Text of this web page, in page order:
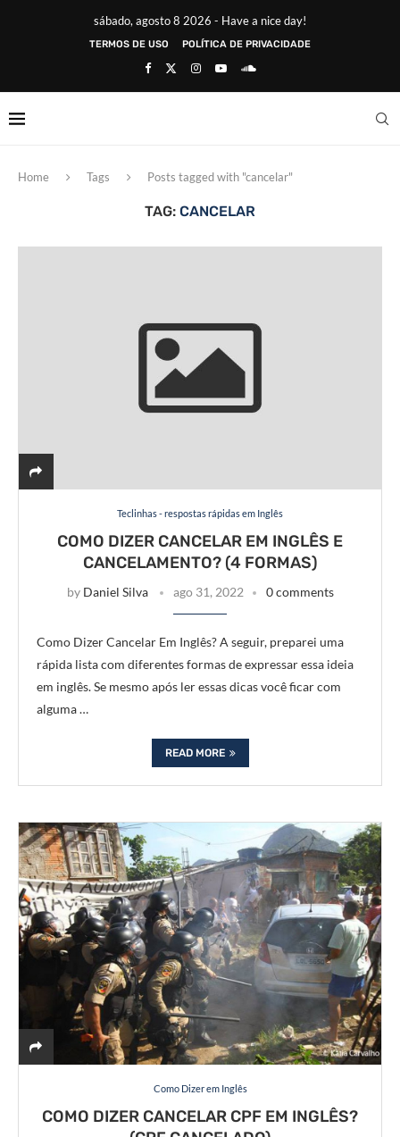
sábado, agosto 8 2026 - Have a nice day!
TERMOS DE USO POLÍTICA DE PRIVACIDADE
Home Tags Posts tagged with "cancelar"
TAG: CANCELAR
Teclinhas - respostas rápidas em Inglês
COMO DIZER CANCELAR EM INGLÊS E
CANCELAMENTO? (4 FORMAS)
by Daniel Silva ago 31, 2022 0 comments
Como Dizer Cancelar Em Inglês? A seguir, preparei uma
rápida lista com diferentes formas de expressar essa ideia
em inglês. Se mesmo após ler essas dicas você ficar com
alguma …
READ MORE
Como Dizer em Inglês
COMO DIZER CANCELAR CPF EM INGLÊS?